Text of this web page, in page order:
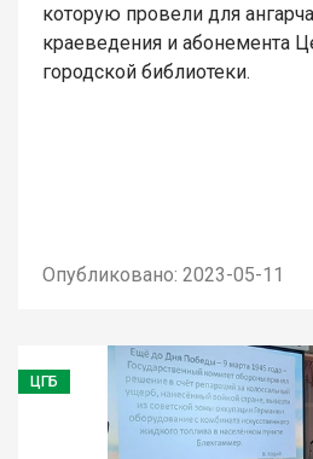
которую провели для
краеведения и абонемента
городской библиотеки.
Опубликовано: 2023-05-11
ЦГБ